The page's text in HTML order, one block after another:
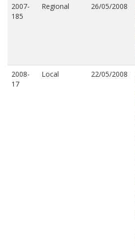
2007-
185
Regional 26/05/2008
2008-
17
Local 22/05/2008